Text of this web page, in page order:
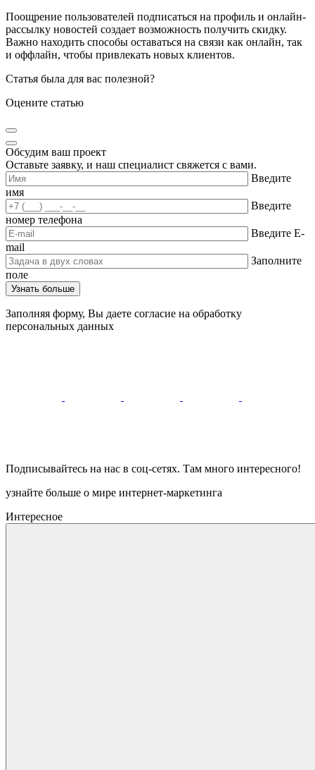
Поощрение пользователей подписаться на профиль и онлайн-
рассылку новостей создает возможность получить скидку.
Важно находить способы оставаться на связи как онлайн, так
и оффлайн, чтобы привлекать новых клиентов.
Статья была для вас полезной?
Оцените статью
Обсудим ваш проект
Оставьте заявку, и наш специалист свяжется с вами.
Введите
имя
Введите
номер телефона
Введите E-
mail
Заполните
поле
Заполняя форму, Вы даете согласие на обработку
персональных данных
Подписывайтесь на нас в соц-сетях. Там много интересного!
узнайте больше о мире интернет-маркетинга
Интересное